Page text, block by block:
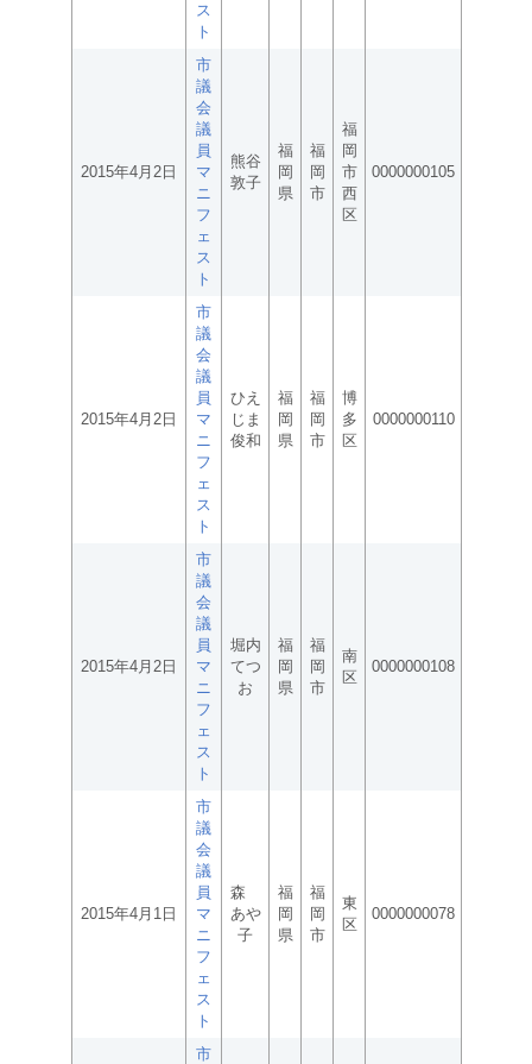
ス
ト
2015年4月2日
市
議
会
議
員
マ
ニ
フ
ェ
ス
ト
熊谷
敦子
福
岡
県
福
岡
市
福
岡
市
西
区
0000000105
2015年4月2日
市
議
会
議
員
マ
ニ
フ
ェ
ス
ト
ひえ
じま
俊和
福
岡
県
福
岡
市
博
多
区
0000000110
2015年4月2日
市
議
会
議
員
マ
ニ
フ
ェ
ス
ト
堀内
てつ
お
福
岡
県
福
岡
市
南
区
0000000108
2015年4月1日
市
議
会
議
員
マ
ニ
フ
ェ
ス
ト
森
あや
子
福
岡
県
福
岡
市
東
区
0000000078
市